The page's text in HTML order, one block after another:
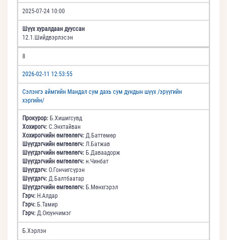
2025-07-24 10:00
Шүүх хуралдаан дууссан
12.1.Шийдвэрлэсэн
8
2026-02-11 12:53:55
Сэлэнгэ аймгийн Мандал сум дахь сум дундын шүүх /эрүүгийн
хэргийн/
Прокурор: Б.Хишигсувд
Хохирогч: С.Энхтайван
Хохирогчийн өмгөөлөгч: Д.Баттөмөр
Шүүгдэгчийн өмгөөлөгч: Л.Батжав
Шүүгдэгчийн өмгөөлөгч: Б.Даваадорж
Шүүгдэгчийн өмгөөлөгч: н.Чинбат
Шүүгдэгч: О.Гончигсүрэн
Шүүгдэгч: Д.Балтбаатар
Шүүгдэгчийн өмгөөлөгч: Б.Мөнхгэрэл
Гэрч: Н.Алдар
Гэрч: Б.Тамир
Гэрч: Д.Оюунчимэг
Б.Хэрлэн